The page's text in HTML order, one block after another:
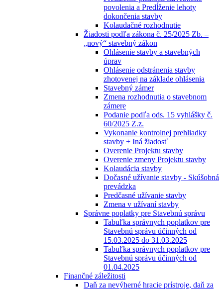
povolenia a Predĺženie lehoty
dokončenia stavby
Kolaudačné rozhodnutie
Žiadosti podľa zákona č. 25/2025 Zb. –
„nový“ stavebný zákon
Ohlásenie stavby a stavebných
úprav
Ohlásenie odstránenia stavby
zhotovenej na základe ohlásenia
Stavebný zámer
Zmena rozhodnutia o stavebnom
zámere
Podanie podľa ods. 15 vyhlášky č.
60/2025 Z.z.
Vykonanie kontrolnej prehliadky
stavby + Iná žiadosť
Overenie Projektu stavby
Overenie zmeny Projektu stavby
Kolaudácia stavby
Dočasné užívanie stavby - Skúšobná
prevádzka
Predčasné užívanie stavby
Zmena v užívaní stavby
Správne poplatky pre Stavebnú správu
Tabuľka správnych poplatkov pre
Stavebnú správu účinných od
15.03.2025 do 31.03.2025
Tabuľka správnych poplatkov pre
Stavebnú správu účinných od
01.04.2025
Finančné záležitosti
Daň za nevýherné hracie prístroje, daň za